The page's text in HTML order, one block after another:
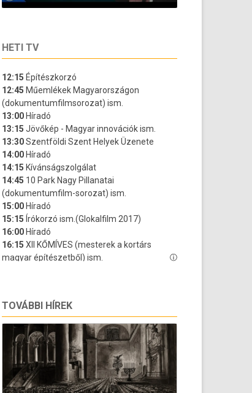
HETI TV
TOVÁBBI HÍREK